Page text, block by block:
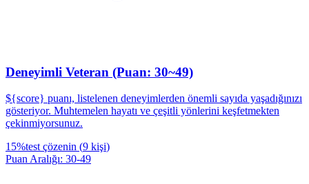
Deneyimli Veteran (Puan: 30~49)
${score} puanı, listelenen deneyimlerden önemli sayıda yaşadığınızı
gösteriyor. Muhtemelen hayatı ve çeşitli yönlerini keşfetmekten
çekinmiyorsunuz.
15%test çözenin (9 kişi)
Puan Aralığı: 30-49